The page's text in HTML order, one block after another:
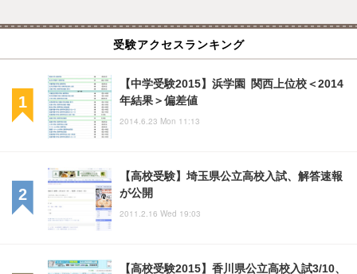
受験アクセスランキング
【中学受験2015】浜学園 関西上位校＜2014
年結果＞偏差値
2014.6.23 Mon 11:13
【高校受験】埼玉県公立高校入試、解答速報
が公開
2011.2.16 Wed 19:03
【高校受験2015】香川県公立高校入試3/10、